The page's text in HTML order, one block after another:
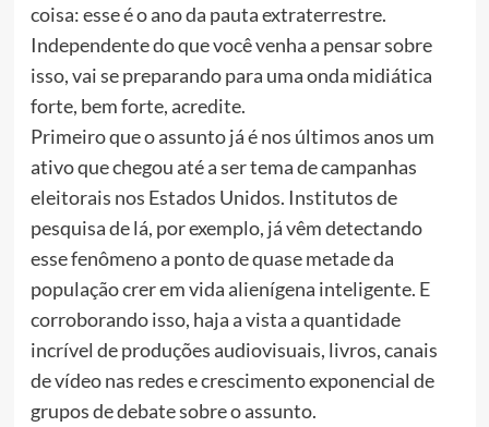
coisa: esse é o ano da pauta extraterrestre.
Independente do que você venha a pensar sobre
isso, vai se preparando para uma onda midiática
forte, bem forte, acredite.
Primeiro que o assunto já é nos últimos anos um
ativo que chegou até a ser tema de campanhas
eleitorais nos Estados Unidos. Institutos de
pesquisa de lá, por exemplo, já vêm detectando
esse fenômeno a ponto de quase metade da
população crer em vida alienígena inteligente. E
corroborando isso, haja a vista a quantidade
incrível de produções audiovisuais, livros, canais
de vídeo nas redes e crescimento exponencial de
grupos de debate sobre o assunto.